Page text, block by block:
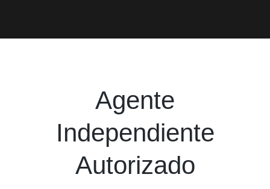
Agente
Independiente
Autorizado